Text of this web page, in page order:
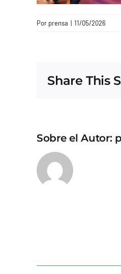
Por prensa | 11/05/2026
Share This
Sobre el Autor: